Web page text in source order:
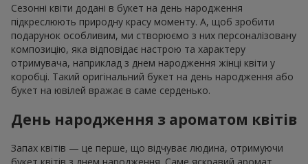
Сезонні квіти додані в букет на день народження
підкреслюють природну красу моменту. А, щоб зробити
подарунок особливим, ми створюємо з них персоналізовану
композицію, яка відповідає настрою та характеру
отримувача, наприклад з днем народження жінці квіти у
коробці. Такий оригінальний букет на день народження або
букет на ювілей вражає в саме серденько.
День народження з ароматом квітів
Запах квітів — це перше, що відчуває людина, отримуючи